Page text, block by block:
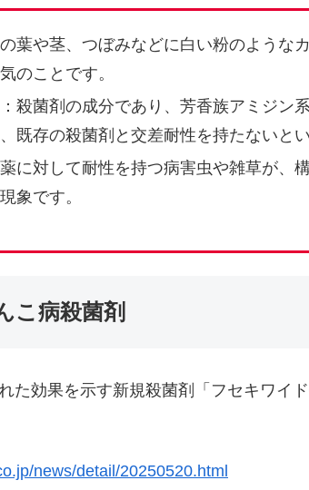
葉や茎、つぼみなどに白い粉のような
のことです。
殺菌剤の成分であり、芳香族アミジン
既存の殺菌剤と交差耐性を持たないと
に対して耐性を持つ病害虫や雑草が、
象です。
こ病殺菌剤
た効果を示す新規殺菌剤「フセキワイ
news/detail/20250520.html